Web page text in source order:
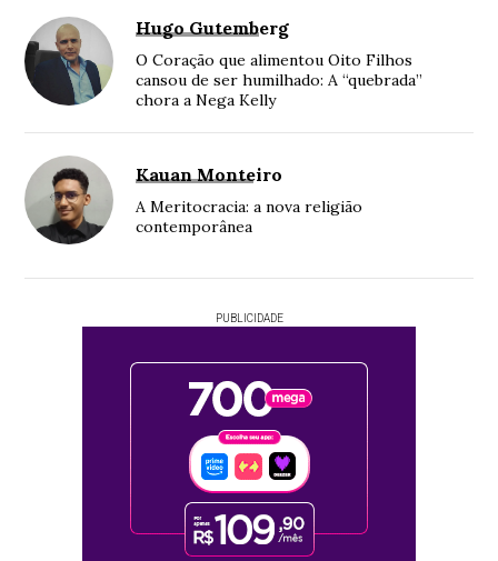
Hugo Gutemberg
O Coração que alimentou Oito Filhos
cansou de ser humilhado: A “quebrada”
chora a Nega Kelly
Kauan Monteiro
A Meritocracia: a nova religião
contemporânea
PUBLICIDADE